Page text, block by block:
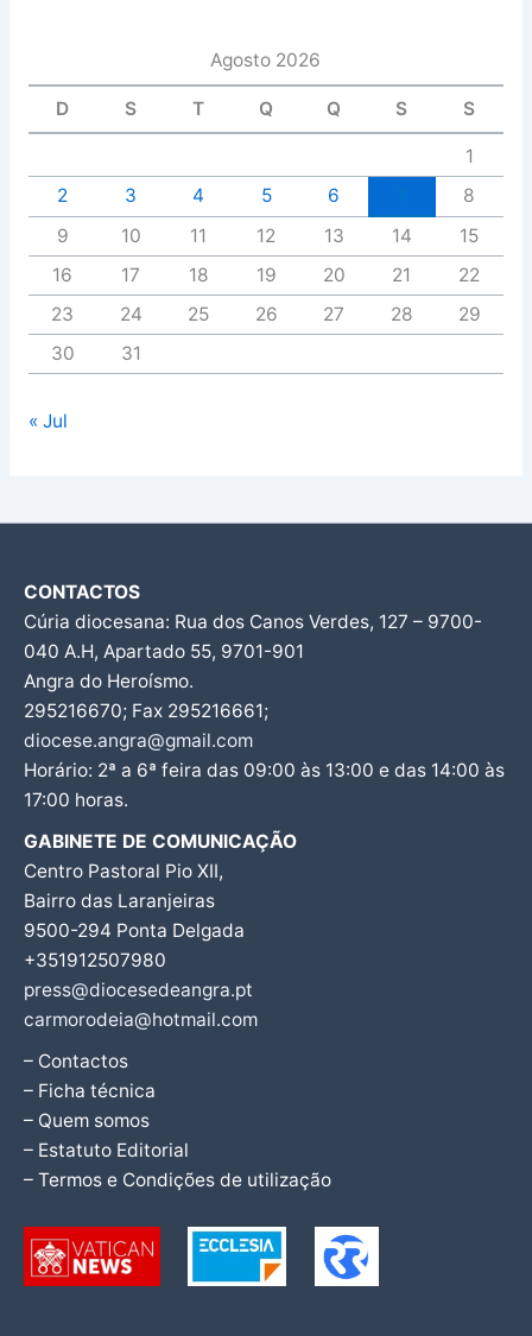
Agosto 2026
D S T Q Q S S
1
2
3 4 5 6
8
9
10 11 12 13 14
15
16
17 18 19 20 21
22
23
24 25 26 27 28
29
30
31
« Jul
CONTACTOS
Cúria diocesana: Rua dos Canos Verdes, 127 – 9700-
040 A.H, Apartado 55, 9701-901
Angra do Heroísmo.
295216670; Fax 295216661;
diocese.angra@gmail.com
Horário: 2ª a 6ª feira das 09:00 às 13:00 e das 14:00 às
17:00 horas.
GABINETE DE COMUNICAÇÃO
Centro Pastoral Pio XII,
Bairro das Laranjeiras
9500-294 Ponta Delgada
+351912507980
press@diocesedeangra.pt
carmorodeia@hotmail.com
– Contactos
– Ficha técnica
– Quem somos
– Estatuto Editorial
– Termos e Condições de utilização